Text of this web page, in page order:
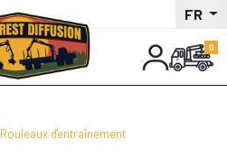
FR
Rouleaux d'entraînement